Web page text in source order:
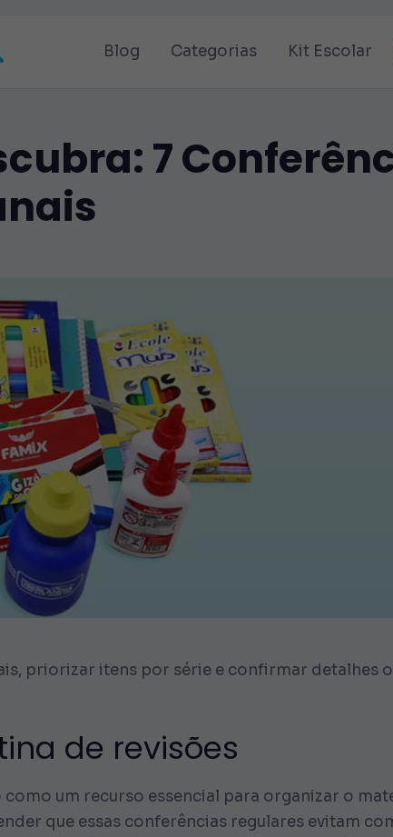
Blog Categorias Kit Escolar
7
priorizar itens por série e confirmar detalhes
de revisões
um recurso essencial para organizar o
que essas conferências regulares evitam